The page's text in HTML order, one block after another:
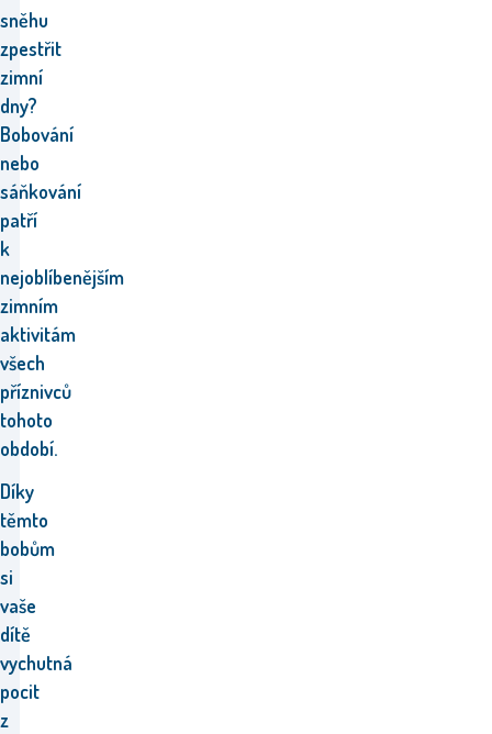
sněhu
zpestřit
zimní
dny?
Bobování
nebo
sáňkování
patří
k
nejoblíbenějším
zimním
aktivitám
všech
příznivců
tohoto
období.
Díky
těmto
bobům
si
vaše
dítě
vychutná
pocit
z